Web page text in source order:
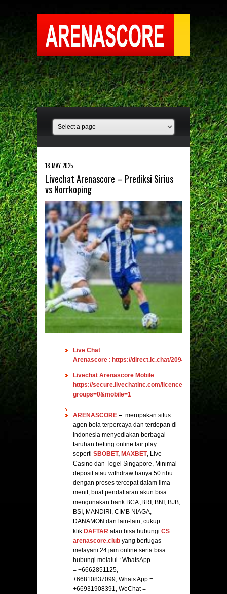
18 MAY 2025
Livechat Arenascore – Prediksi Sirius
vs Norrkoping
Live Chat
Arenascore : https://direct.lc.chat/2094601/
Livechat Arenascore Mobile :
https://secure.livechatinc.com/licence/2094601/v2/
groups=0&mobile=1
ARENASCORE – merupakan situs
agen bola terpercaya dan terdepan di
indonesia menyediakan berbagai
taruhan betting online fair play
seperti SBOBET, MAXBET, Live
Casino dan Togel Singapore, Minimal
deposit atau withdraw hanya 50 ribu
dengan proses tercepat dalam lima
menit, buat pendaftaran akun bisa
mengunakan bank BCA ,BRI, BNI, BJB,
BSI, MANDIRI, CIMB NIAGA,
DANAMON dan lain-lain, cukup
klik DAFTAR atau bisa hubungi CS
arenascore.club yang bertugas
melayani 24 jam online serta bisa
hubungi melalui : WhatsApp
= +6662851125,
+66810837099, Whats App =
+66931908391, WeChat =